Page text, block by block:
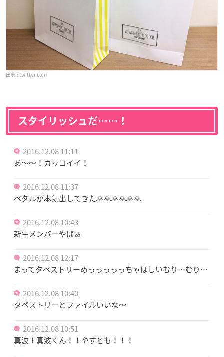
twitter.com
スタイリッシュだ……！
2016.12.08 11:11
あ〜〜！カッコイイ！
2016.12.08 11:37
ペダルが本気出してきた🙏🙏🙏🙏🙏🙏
2016.12.08 10:43
新生メンバーやばぁ
2016.12.08 12:17
まってタペストリーめっっっっっちゃほしいむり…むり…
2016.12.08 10:40
タペストリーとファイルいいな〜
2016.12.08 10:51
真波！真波くん！！やすとも！！！